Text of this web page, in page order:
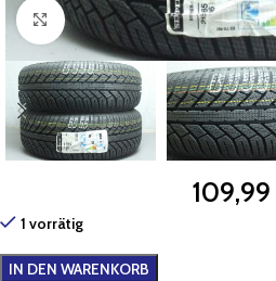
Zum Vergrößern klicken
109,99
1 vorrätig
IN DEN WARENKORB